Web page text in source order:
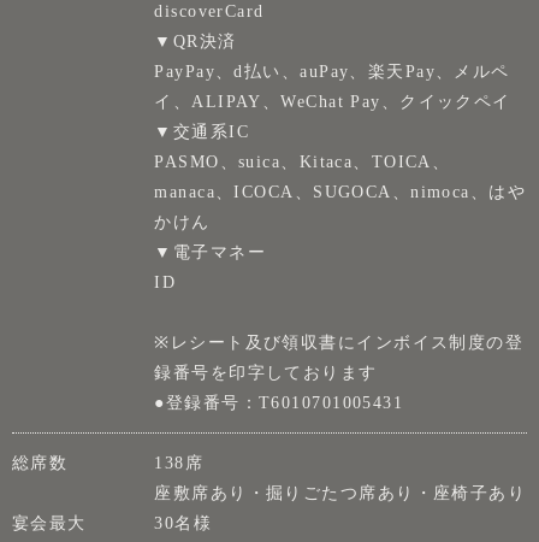
discoverCard
▼QR決済
PayPay、d払い、auPay、楽天Pay、メルペ
イ、ALIPAY、WeChat Pay、クイックペイ
▼交通系IC
PASMO、suica、Kitaca、TOICA、
manaca、ICOCA、SUGOCA、nimoca、はや
かけん
▼電子マネー
ID
※レシート及び領収書にインボイス制度の登
録番号を印字しております
●登録番号：T6010701005431
総席数
138席
座敷席あり・掘りごたつ席あり・座椅子あり
宴会最大
30名様